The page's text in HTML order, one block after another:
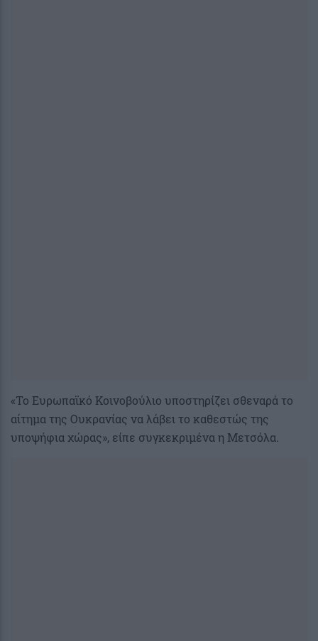
«Το Ευρωπαϊκό Κοινοβούλιο υποστηρίζει σθεναρά το
αίτημα της Ουκρανίας να λάβει το καθεστώς της
υποψήφια χώρας», είπε συγκεκριμένα η Μετσόλα.